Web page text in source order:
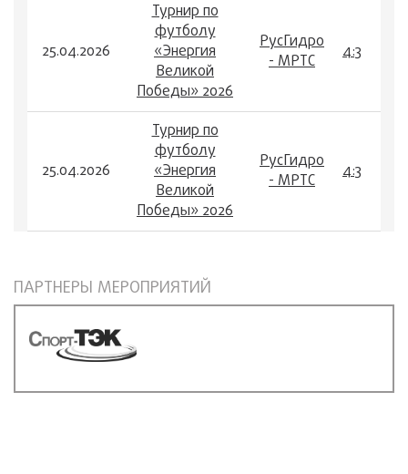
25.04.2026
Турнир по
футболу
«Энергия
Великой
Победы» 2026
РусГидро
- МРТС
4:3
25.04.2026
Турнир по
футболу
«Энергия
Великой
Победы» 2026
РусГидро
- МРТС
4:3
ПАРТНЕРЫ МЕРОПРИЯТИЙ